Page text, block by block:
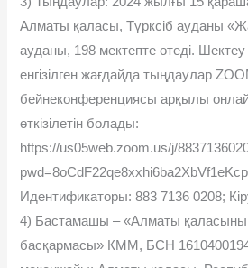
Алматы қаласы, Түрксіб ауданы
ауданы, 198 мектепте өтеді.
енгізілген жағдайда тыңдаулар
бейнеконференциясы арқылы
өткізілетін болады:
https://us05web.zoom.us/j/
Идентификаторы: 883 7136 0208;
4) Бастамашы – «Алматы
басқармасы» КММ, БСН